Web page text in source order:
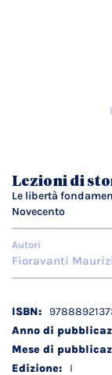
galleria
di
immagini
Lezioni di
Le libertà
Novecento
Autori
Fioravanti
Dettagli
tecnici
I